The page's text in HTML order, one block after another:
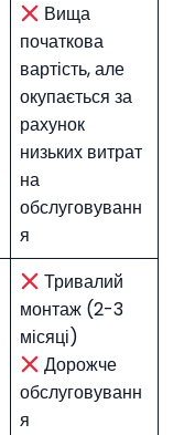
Вища
початкова
вартість, але
окупається за
рахунок
низьких витрат
на
обслуговуванн
я
Тривалий
монтаж (2-3
місяці)
Дорожче
обслуговуванн
я